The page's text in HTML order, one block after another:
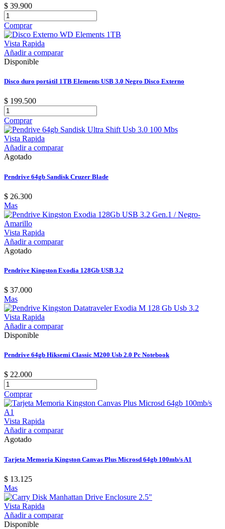
$ 39.900
Comprar
Vista Rapida
Añadir a comparar
Disponible
Disco duro portátil 1TB Elements USB 3.0 Negro Disco Externo
$ 199.500
Comprar
Vista Rapida
Añadir a comparar
Agotado
Pendrive 64gb Sandisk Cruzer Blade
$ 26.300
Mas
Vista Rapida
Añadir a comparar
Agotado
Pendrive Kingston Exodia 128Gb USB 3.2
$ 37.000
Mas
Vista Rapida
Añadir a comparar
Disponible
Pendrive 64gb Hiksemi Classic M200 Usb 2.0 Pc Notebook
$ 22.000
Comprar
Vista Rapida
Añadir a comparar
Agotado
Tarjeta Memoria Kingston Canvas Plus Microsd 64gb 100mb/s A1
$ 13.125
Mas
Vista Rapida
Añadir a comparar
Disponible